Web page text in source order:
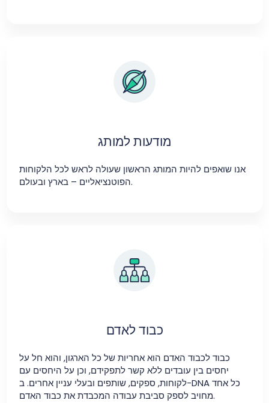
מודעות למותג
אנו שואפים להיות המותג הראשון שעולה לראש לכל הלקוחות
הפוטנציאליים – בארץ ובעולם.
כבוד לאדם
כבוד לכבוד האדם הוא אחריות של כל הארגון, והוא חל על
יחסים בין עובדים ללא קשר לתפקידם, וכן על היחסים עם
לקוחות, ספקים, שותפים ובעלי עניין אחרים. ב-DNA כל אחד
מחויב לספק סביבת עבודה המכבדת את כבוד האדם.